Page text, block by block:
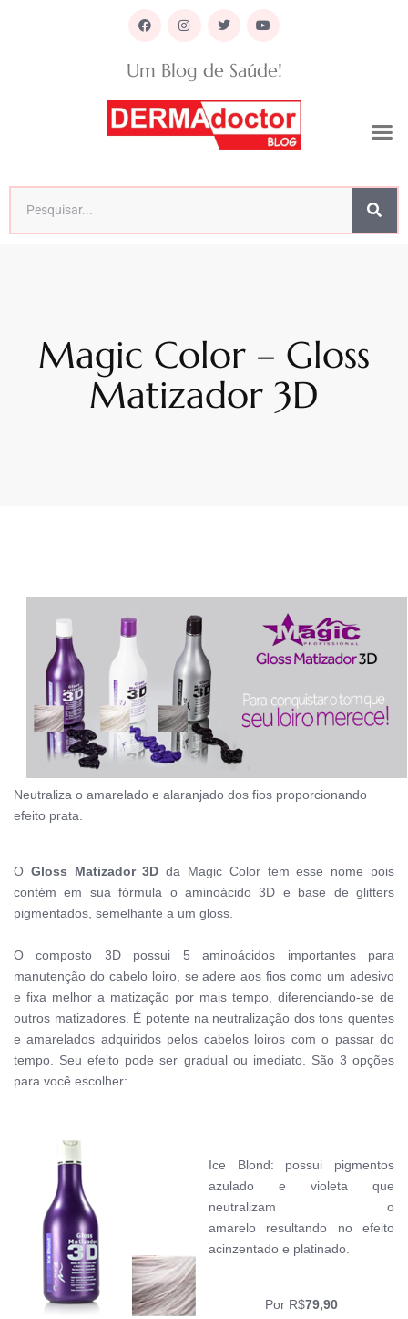
Um Blog de Saúde!
Magic Color – Gloss
Matizador 3D
Neutraliza o amarelado e alaranjado dos fios proporcionando
efeito prata.
O Gloss Matizador 3D da Magic Color tem esse nome pois
contém em sua fórmula o aminoácido 3D e base de glitters
pigmentados, semelhante a um gloss.
O composto 3D possui 5 aminoácidos importantes para
manutenção do cabelo loiro, se adere aos fios como um adesivo
e fixa melhor a matização por mais tempo, diferenciando-se de
outros matizadores. É potente na neutralização dos tons quentes
e amarelados adquiridos pelos cabelos loiros com o passar do
tempo. Seu efeito pode ser gradual ou imediato. São 3 opções
para você escolher:
Ice Blond: possui pigmentos
azulado e violeta que
neutralizam o
amarelo resultando no efeito
acinzentado e platinado.
Por R$79,90